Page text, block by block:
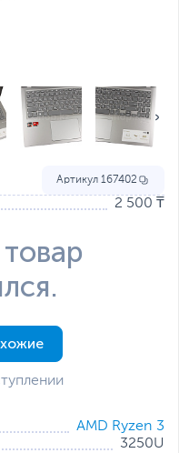
AMD Ryzen 3
3250U
Артикул 167402
2 500 ₸